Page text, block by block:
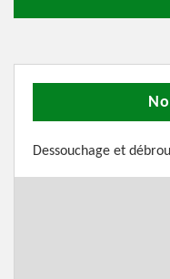
Dessouchage et